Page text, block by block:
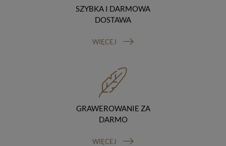
udzielonej przez Ciebie zgody.
otrzymania ich kopii, prawo do sprostowania
(poprawiania) swoich danych, prawo do usunięcia
abyśmy przetwarzali Twoje dane, możesz zażądać,
abyśmy je usunęli), prawo do ograniczenia
przetwarzania danych (możesz zażądać, abyśmy
ograniczyli przetwarzanie Twoich danych osobowych
wyłącznie do ich przechowywania lub wykonywania
mamy nieprawidłowe dane na Twój temat lub
sprzeciwu wobec przetwarzania danych, prawo do
SZYBKA I DARMOWA
DOSTAWA
WIĘCEJ
GRAWEROWANIE ZA
DARMO
WIĘCEJ